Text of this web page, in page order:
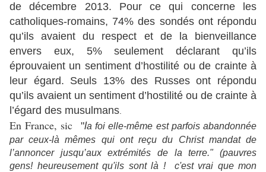
de décembre 2013. Pour ce qui concerne les
catholiques-romains, 74% des sondés ont répondu
qu’ils avaient du respect et de la bienveillance
envers eux, 5% seulement déclarant qu’ils
éprouvaient un sentiment d’hostilité ou de crainte à
leur égard. Seuls 13% des Russes ont répondu
qu’ils avaient un sentiment d’hostilité ou de crainte à
l’égard des musulmans
En France, sic "la foi elle-même est parfois abandonnée
par ceux-là mêmes qui ont reçu du Christ mandat de
l’annoncer jusqu’aux extrémités de la terre." (pauvres
gens! heureusement qu'ils sont là ! c'est vrai que mon